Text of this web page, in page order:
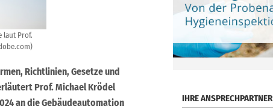
laut Prof.
Richtlinien, Gesetze und
Prof. Michael Krödel
an die Gebäudeautomation
IHRE ANSPRECHPARTNER